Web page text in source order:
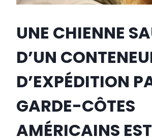
UNE CHIENNE
D’UN
D’EXPÉDITION
GARDE-CÔTES
AMÉRICAINS EST